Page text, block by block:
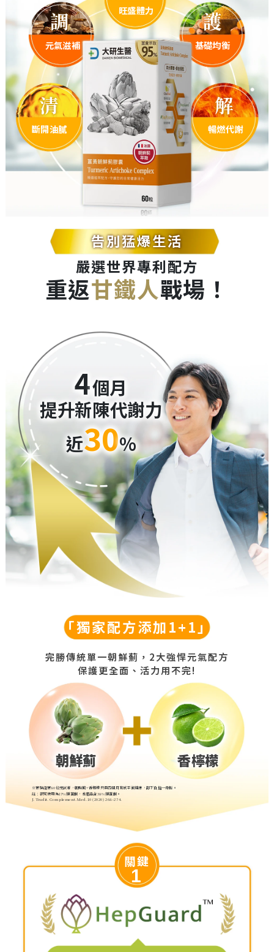
旺盛體力
調
元氣滋補
護
基礎均衡
清
斷開油膩
解
暢燃代謝
告別猛爆生活
嚴選世界專利配方
重返甘鐵人戰場！
4個月
提升新陳代謝力
近30%
「獨家配方添加1+1」
完勝傳統單一朝鮮薊，2大強悍元氣配方
保護更全面、活力用不完!
朝鮮薊 香檸檬
※實驗證實80位受試者，朝鮮薊+香檸檬只要四個月有感平衡健康，卸下負擔一身輕。
註：研究使用為17%類黃酮，本產品含38%類黃酮。
J. Tradit. Complement. Med. 10 (2020) 268–274.
關鍵
1